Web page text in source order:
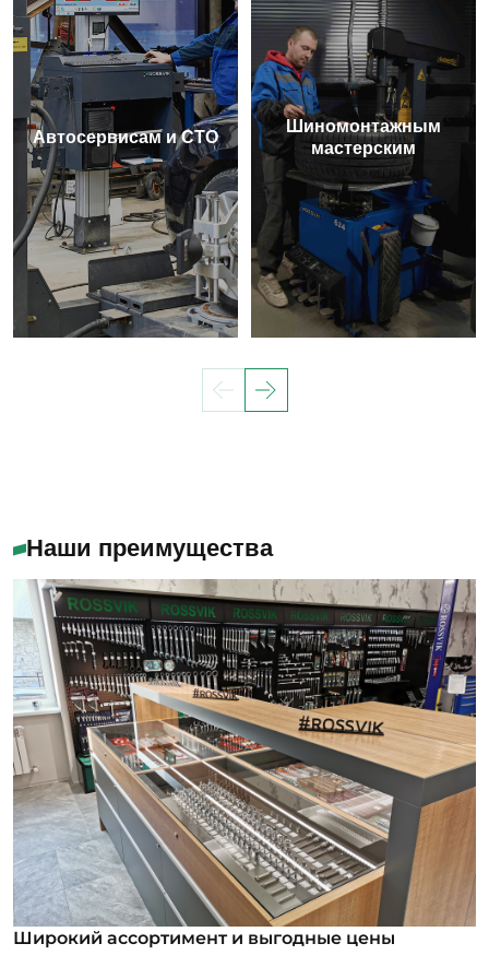
Автосервисам и СТО
Шиномонтажным
мастерским
Наши преимущества
Широкий ассортимент и выгодные цены